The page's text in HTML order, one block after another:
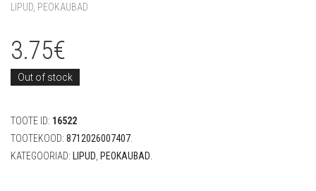
LIPUD PEOKAUBAD
3.75€
Out of stock
TOOTE ID: 16522
TOOTEKOOD: 8712026007407
KATEGOORIAD:
LIPUD PEOKAUBAD